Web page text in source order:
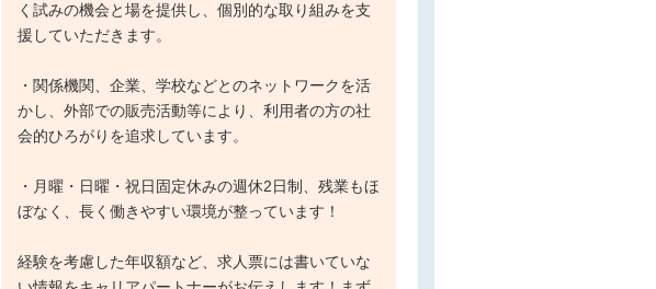
く試みの機会と場を提供し、個別的な取り組みを支
援していただきます。
・関係機関、企業、学校などとのネットワークを活
かし、外部での販売活動等により、利用者の方の社
会的ひろがりを追求しています。
・月曜・日曜・祝日固定休みの週休2日制、残業もほ
ぼなく、長く働きやすい環境が整っています！
経験を考慮した年収額など、求人票には書いていな